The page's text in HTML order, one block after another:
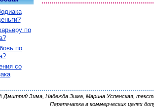
по
по
со
Дмитрий Зима, Надежда Зима, Марина Успенская,
Перепечатка в коммерческих целях